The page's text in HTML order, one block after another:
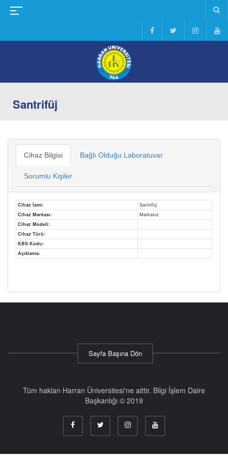
Santrifüj
Cihaz Bilgisi Bağlı Olduğu Laboratuvar
Sorumlu Kişiler
Cihaz İsmi:
Santrifüj
Cihaz Markası:
Markasız
Cihaz Modeli:
Cihaz Türü:
KBS Kodu:
Açıklama:
Sayfa Başına Dön
Tüm hakları Harran Üniversitesi'ne aittir. Bilgi İşlem Daire
Başkanlığı © 2019